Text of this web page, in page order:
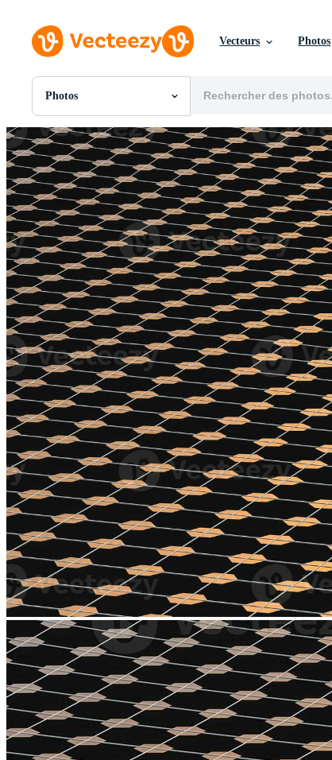
Vecteurs Photos
Photos
Toutes Images
Photos
PNGs
PSDs
SVGs
Modèles
Vecteurs
Vidéos
Motion graphics
Images Éditoriales
Événements Éditoriaux